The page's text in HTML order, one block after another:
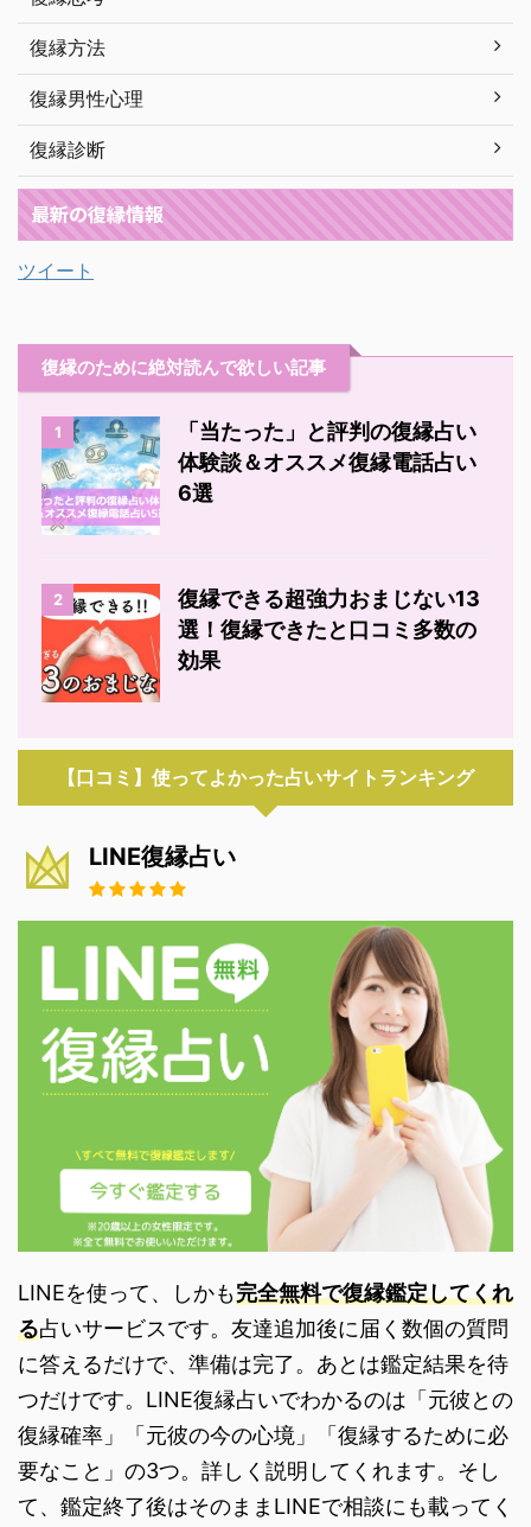
復縁方法
復縁男性心理
復縁診断
最新の復縁情報
ツイート
復縁のために絶対読んで欲しい記事
1
「当たった」と評判の復縁占い
体験談＆オススメ復縁電話占い
6選
2
復縁できる超強力おまじない13
選！復縁できたと口コミ多数の
効果
【口コミ】使ってよかった占いサイトランキング
LINE復縁占い
LINEを使って、しかも完全無料で復縁鑑定してくれ
る占いサービスです。友達追加後に届く数個の質問
に答えるだけで、準備は完了。あとは鑑定結果を待
つだけです。LINE復縁占いでわかるのは「元彼との
復縁確率」「元彼の今の心境」「復縁するために必
要なこと」の3つ。詳しく説明してくれます。そし
て、鑑定終了後はそのままLINEで相談にも載ってく